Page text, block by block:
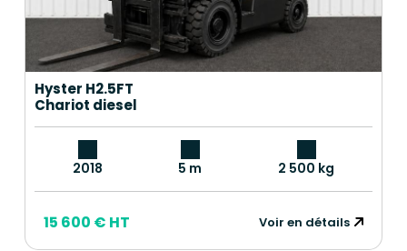
Hyster H2.5FT
Chariot diesel
2018 5 m 2 500 kg
15 600 € HT Voir en détails